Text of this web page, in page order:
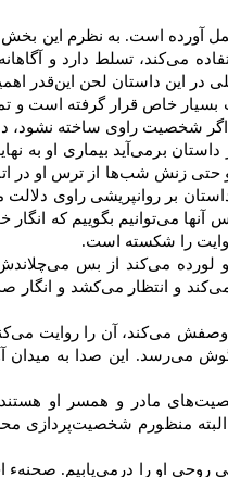
آورده است. به نظرم این
می‌کند، تسلط دارد و
در این داستان لحن این‌قدر
خاص قرار گرفته است و
شخصیت راوی ساخته نشود،
برمی‌آید بیماری او به
و حتی زنش شب‌ها از ترس او در
بر روانپریشی راوی
آنها می‌توانیم بگوییم که
را شکسته است.
می‌كند از بس
و انتظار می‌كشد و انگار
می‌کند، آن را روایت
می‌رسد. این صدا به میدان
مادر و همسر او
منظورم شخصیت‌پردازی
روحی او را درمی‌یابیم.